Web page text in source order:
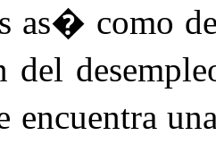
as� como